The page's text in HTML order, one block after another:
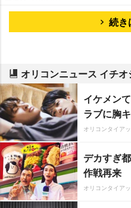
続き
オリコンニュース イチ
イケメン
ラブに胸
オリコンタイア
デカすぎ
作戦再来
オリコンタイア